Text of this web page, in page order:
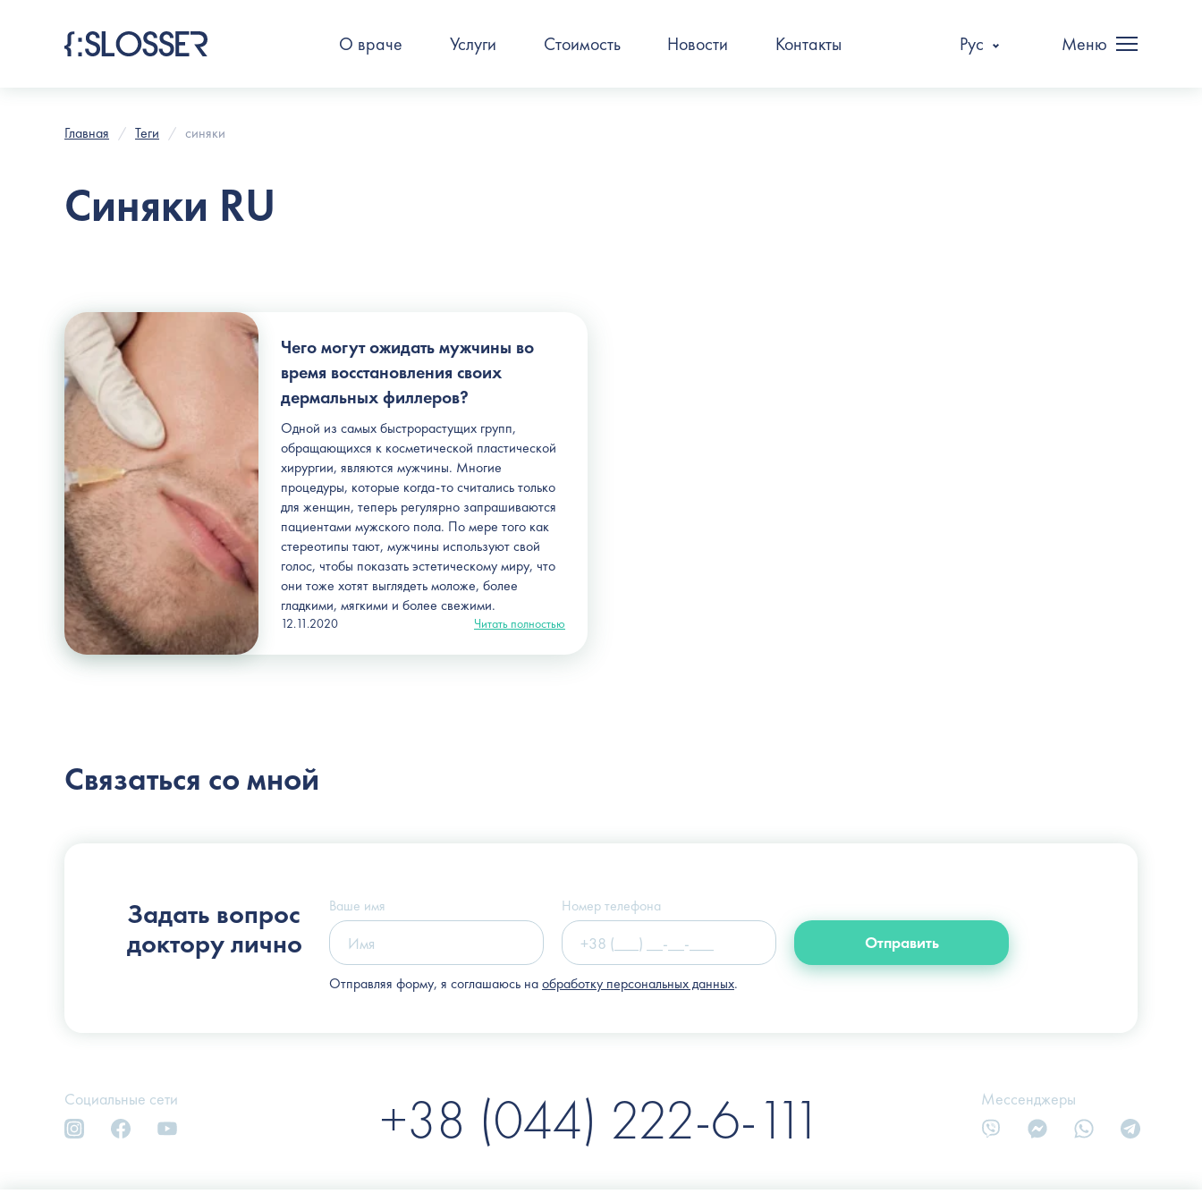
О враче Услуги Стоимость Новости Контакты Рус Меню
Главная Теги синяки
Синяки RU
Чего могут ожидать мужчины во
время восстановления своих
дермальных филлеров?
Одной из самых быстрорастущих групп,
обращающихся к косметической пластической
хирургии, являются мужчины. Многие
процедуры, которые когда-то считались только
для женщин, теперь регулярно запрашиваются
пациентами мужского пола. По мере того как
стереотипы тают, мужчины используют свой
голос, чтобы показать эстетическому миру, что
они тоже хотят выглядеть моложе, более
гладкими, мягкими и более свежими.
12.11.2020 Читать полностью
Связаться со мной
info@slosser.com.ua
Задать вопрос
доктору лично
Ваше имя Номер телефона
Отправить
Отправляя форму, я соглашаюсь наобработку персональных данных.
Социальные сети +38 (044) 222-6-111 Мессенджеры